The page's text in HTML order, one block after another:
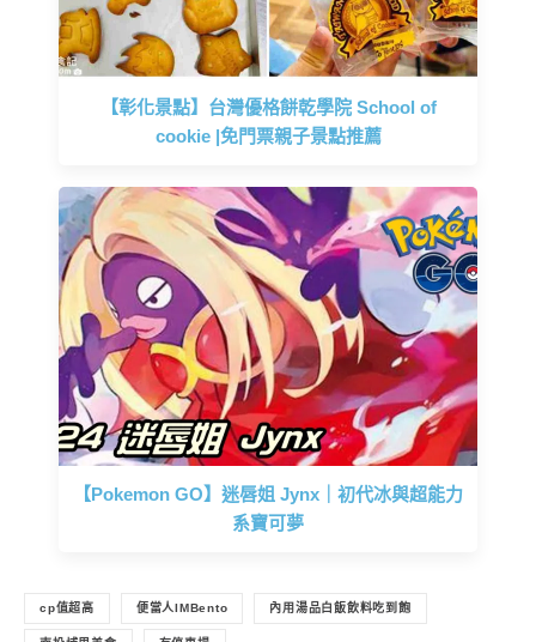
【彰化景點】台灣優格餅乾學院 School of
cookie |免門票親子景點推薦
【Pokemon GO】迷唇姐 Jynx｜初代冰與超能力
系寶可夢
cp值超高 便當人IMBento 內用湯品白飯飲料吃到飽